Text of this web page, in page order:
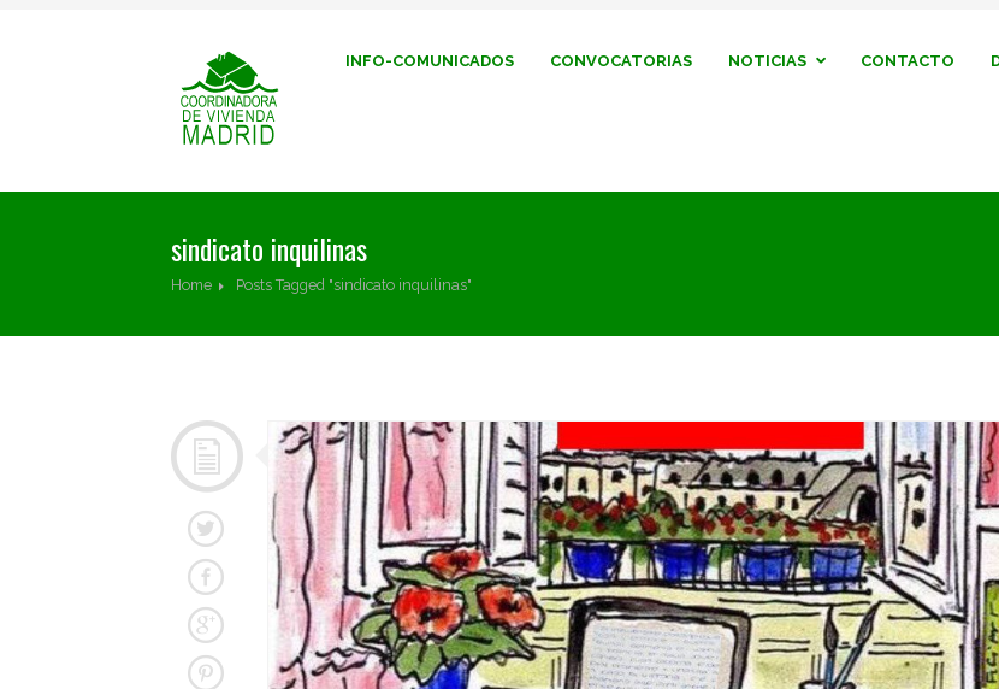
INFO-COMUNICADOS CONVOCATORIAS NOTICIAS CONTACTO
sindicato inquilinas
Home Posts Tagged "sindicato inquilinas"